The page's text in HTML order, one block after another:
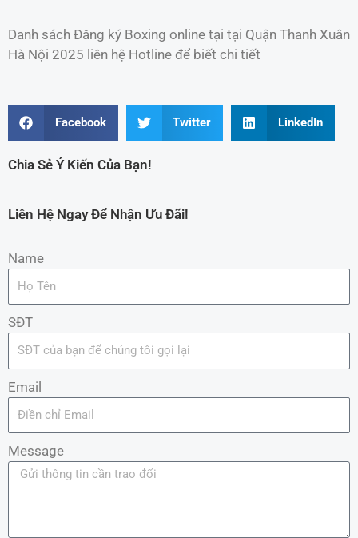
Danh sách Đăng ký Boxing online tại tại Quận Thanh Xuân
Hà Nội 2025 liên hệ Hotline để biết chi tiết
Facebook Twitter LinkedIn
Chia Sẻ Ý Kiến Của Bạn!
Liên Hệ Ngay Để Nhận Ưu Đãi!
Name
SĐT
Email
Message